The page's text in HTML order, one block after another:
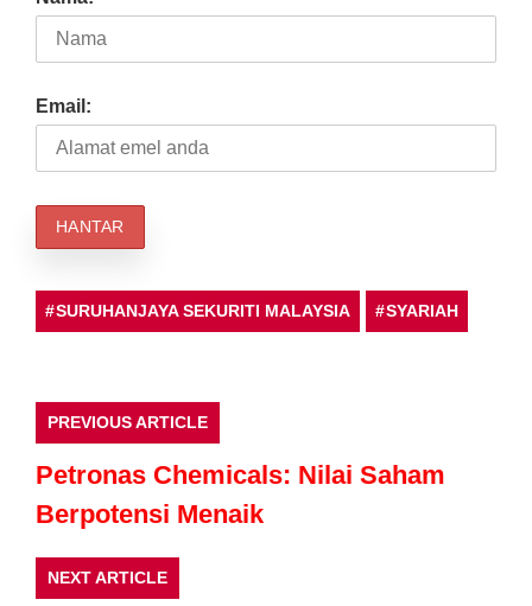
Email:
SURUHANJAYA SEKURITI MALAYSIA SYARIAH
PREVIOUS ARTICLE
Petronas Chemicals: Nilai Saham
Berpotensi Menaik
NEXT ARTICLE